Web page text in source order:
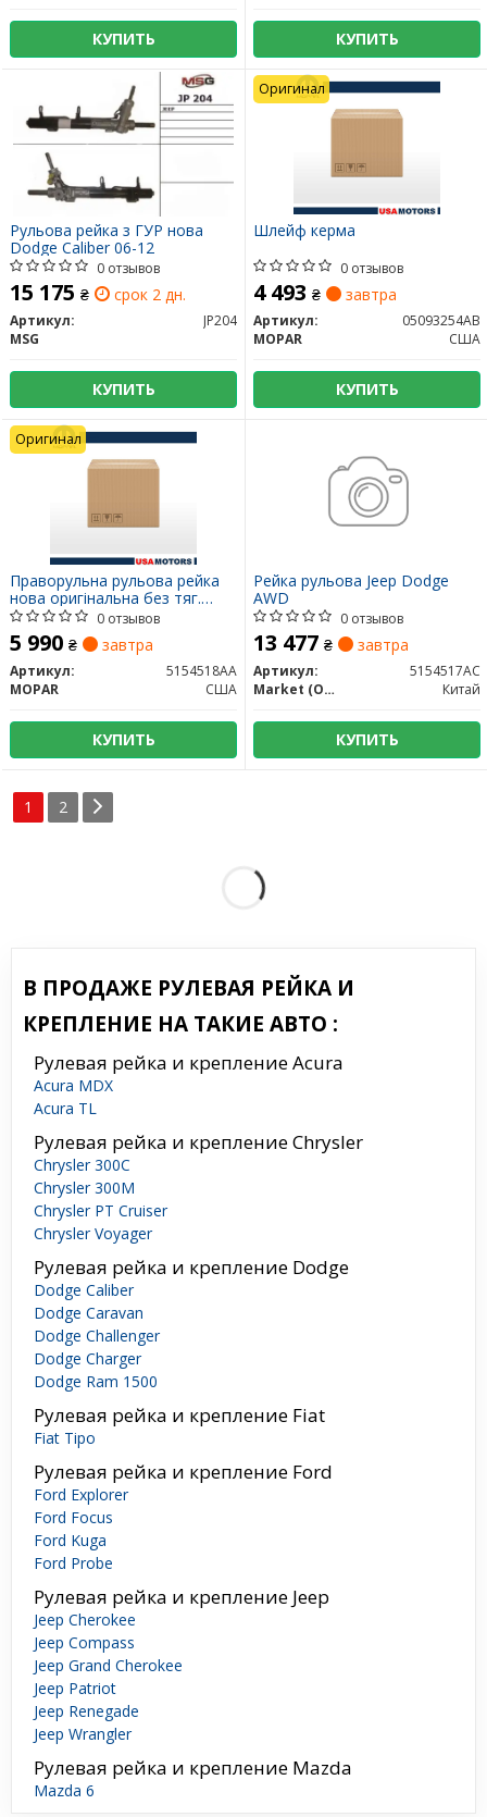
КУПИТЬ КУПИТЬ
Рульова рейка з ГУР нова
Dodge Caliber 06-12
0 отзывов
15 175 ₴ срок 2 дн.
Артикул:
JP204
MSG
КУПИТЬ
Шлейф керма
0 отзывов
4 493 ₴ завтра
Артикул:
05093254AB
MOPAR
США
КУПИТЬ
Оригинал
Праворульна рульова рейка
нова оригінальна без тяг.
COMPASS CALIBER
0 отзывов
5 990 ₴ завтра
Артикул:
5154518AA
MOPAR
США
КУПИТЬ
Оригинал
Рейка рульова Jeep Dodge
AWD
0 отзывов
13 477 ₴ завтра
Артикул:
5154517AC
Market (OEM)
Китай
КУПИТЬ
1 2
В ПРОДАЖЕ РУЛЕВАЯ РЕЙКА И
КРЕПЛЕНИЕ НА ТАКИЕ АВТО :
Рулевая рейка и крепление Acura
Acura MDX
Acura TL
Рулевая рейка и крепление Chrysler
Chrysler 300C
Chrysler 300M
Chrysler PT Cruiser
Chrysler Voyager
Рулевая рейка и крепление Dodge
Dodge Caliber
Dodge Caravan
Dodge Challenger
Dodge Charger
Dodge Ram 1500
Рулевая рейка и крепление Fiat
Fiat Tipo
Рулевая рейка и крепление Ford
Ford Explorer
Ford Focus
Ford Kuga
Ford Probe
Рулевая рейка и крепление Jeep
Jeep Cherokee
Jeep Compass
Jeep Grand Cherokee
Jeep Patriot
Jeep Renegade
Jeep Wrangler
Рулевая рейка и крепление Mazda
Mazda 6